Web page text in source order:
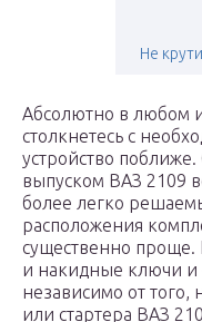
Не
Абсолютно в любом
столкнетесь с
устройство поближе.
выпуском ВАЗ 2109
более легко
расположения
существенно проще.
и накидные ключи и
независимо от того,
или стартера ВАЗ